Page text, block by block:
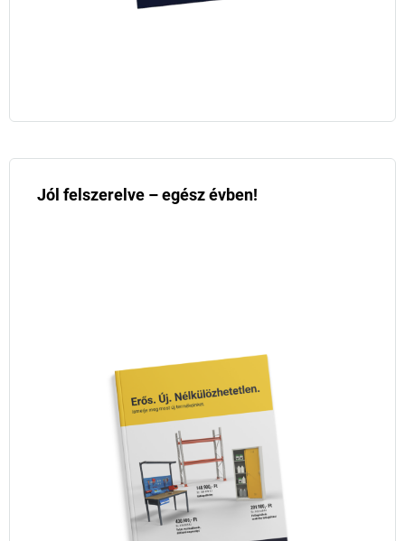
Jól felszerelve – egész évben!